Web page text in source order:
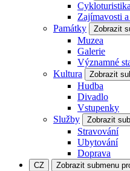
Cykloturistika
Zajímavosti
Památky
Zobrazit
Muzea
Galerie
Významné
Kultura
Zobrazit
Hudba
Divadlo
Vstupenky
Služby
Zobrazit
Stravování
Ubytování
Doprava
CZ Zobrazit submenu